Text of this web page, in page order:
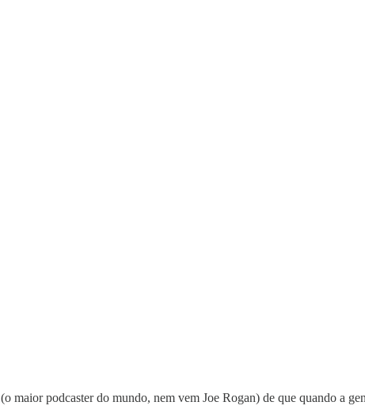
(o maior podcaster do mundo, nem vem Joe Rogan) de que quando a